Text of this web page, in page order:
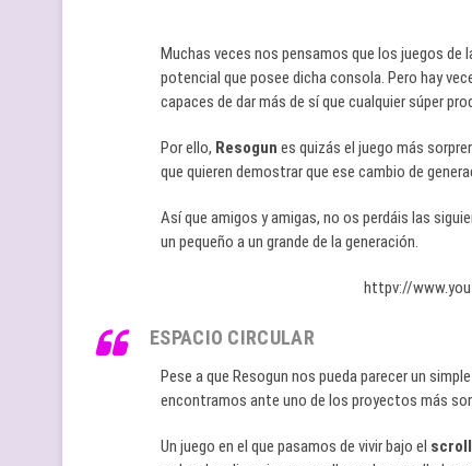
Muchas veces nos pensamos que los juegos
potencial que posee dicha consola. Pero hay
capaces de dar más de sí que cualquier súper
Por ello, Resogun es quizás el juego más
que quieren demostrar que ese cambio de
Así que amigos y amigas, no os perdáis las
un pequeño a un grande de la generación.
httpv://
ESPACIO CIRCULAR
Pese a que Resogun nos pueda parecer un
encontramos ante uno de los proyectos más
Un juego en el que pasamos de vivir bajo el